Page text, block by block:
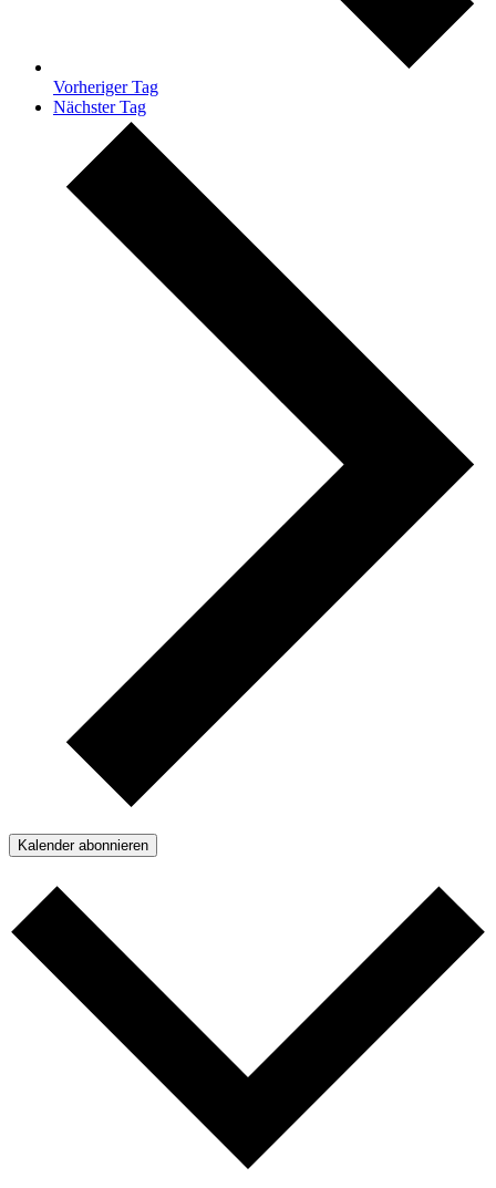
Vorheriger Tag
Nächster Tag
Kalender abonnieren